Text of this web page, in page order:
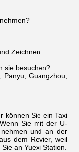
Zeichnen.
sie besuchen?
Guangzhou,
können Sie ein Taxi
Sie mit der U-
und an der
dem Revier, weil
an Yuexi Station.